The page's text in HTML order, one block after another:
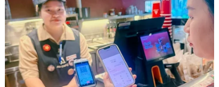
Hiệp định CPTPP: Làm gì để các doanh